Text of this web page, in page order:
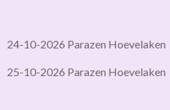
24-10-2026 Parazen Hoevelaken
25-10-2026 Parazen Hoevelaken